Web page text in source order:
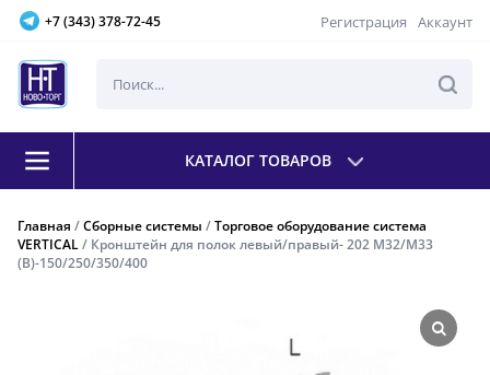
+7 (343) 378-72-45 Регистрация Аккаунт
КАТАЛОГ ТОВАРОВ
Главная /Сборные системы /Торговое оборудование система
VERTICAL/ Кронштейн для полок левый/правый- 202 M32/М33
(В)-150/250/350/400